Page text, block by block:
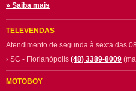
» Saiba mais
TELEVENDAS
Atendimento de segunda à sexta das
› SC - Florianópolis (48) 3389-8009
MOTOBOY